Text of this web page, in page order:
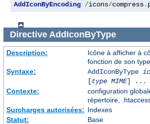
AddIconByEncoding /icons/compress.
Directive AddIconByType
Description:
Icône à afficher à
fonction de son
Syntaxe:
AddIconByType
[type MIME] ...
Contexte:
configuration
répertoire,
Surcharges autorisées: Indexes
Statut:
Base